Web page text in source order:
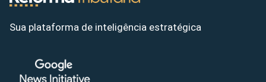
Sua plataforma de inteligência estratégica